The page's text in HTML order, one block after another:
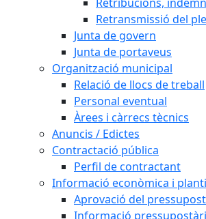
Retransmissió del
Junta de govern
Junta de portaveus
Organització municipal
Relació de llocs de treball
Personal eventual
Àrees i càrrecs tècnics
Anuncis / Edictes
Contractació pública
Perfil de contractant
Informació econòmica i
Aprovació del
Informació